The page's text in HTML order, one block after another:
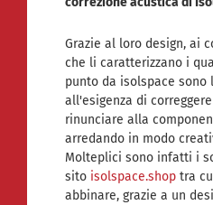
Grazie al loro design, ai
che li caratterizzano i
punto da isolspace
all'esigenza di
rinunciare alla
arredando in modo
Molteplici sono infatti i
sito isolspace.shop tra
abbinare, grazie a un